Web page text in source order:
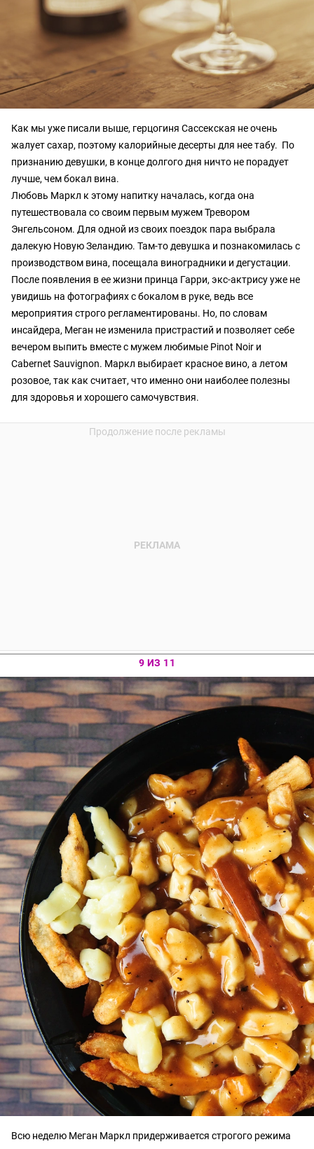
Как мы уже писали выше, герцогиня Сассекская не очень
жалует сахар, поэтому калорийные десерты для нее табу. По
признанию девушки, в конце долгого дня ничто не порадует
лучше, чем бокал вина.
Любовь Маркл к этому напитку началась, когда она
путешествовала со своим первым мужем Тревором
Энгельсоном. Для одной из своих поездок пара выбрала
далекую Новую Зеландию. Там-то девушка и познакомилась с
производством вина, посещала виноградники и дегустации.
После появления в ее жизни принца Гарри, экс-актрису уже не
увидишь на фотографиях с бокалом в руке, ведь все
мероприятия строго регламентированы. Но, по словам
инсайдера, Меган не изменила пристрастий и позволяет себе
вечером выпить вместе с мужем любимые Pinot Noir и
Cabernet Sauvignon. Маркл выбирает красное вино, а летом
розовое, так как считает, что именно они наиболее полезны
для здоровья и хорошего самочувствия.
9 ИЗ 11
Всю неделю Меган Маркл придерживается строгого режима